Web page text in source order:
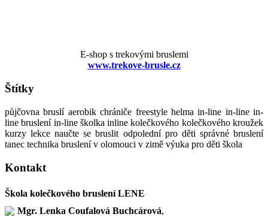
E-shop s trekovými bruslemi
www.trekove-brusle.cz
Štítky
půjčovna bruslí aerobik chrániče freestyle helma in-line in-line in-
line bruslení in-line školka inline kolečkového kolečkového kroužek
kurzy lekce naučte se bruslit odpolední pro děti správné bruslení
tanec technika bruslení v olomouci v zimě výuka pro děti škola
Kontakt
Škola kolečkového bruslení LENE
Mgr. Lenka Coufalová Buchcárová,